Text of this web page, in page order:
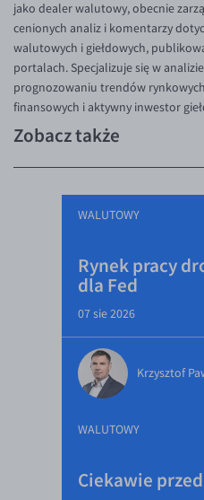
jako dealer walutowy, obecnie
cenionych analiz i komentarzy
walutowych i giełdowych,
portalach. Specjalizuje się w
prognozowaniu trendów
finansowych i aktywny inwestor
Zobacz także
WALUTOWY
Rynek pracy
dla Fed
07 sie 2026
Krzysztof
WALUTOWY
Ciekawie